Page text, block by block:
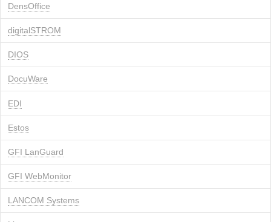
DensOffice
digitalSTROM
DIOS
DocuWare
EDI
Estos
GFI LanGuard
GFI WebMonitor
LANCOM Systems